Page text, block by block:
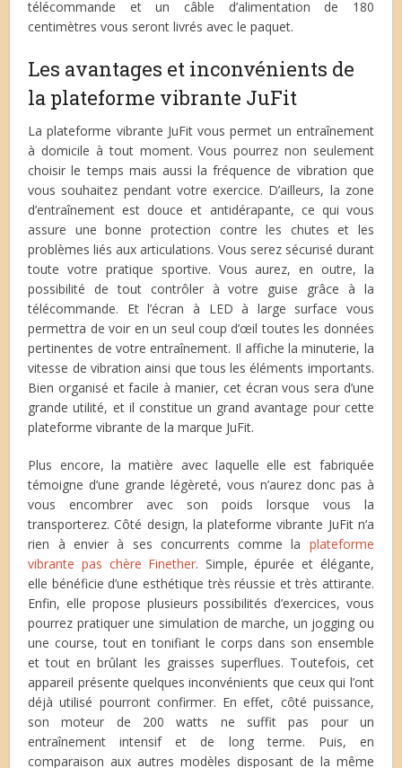
télécommande et un câble d’alimentation de 180
centimètres vous seront livrés avec le paquet.
Les avantages et inconvénients de
la plateforme vibrante JuFit
La plateforme vibrante JuFit vous permet un entraînement
à domicile à tout moment. Vous pourrez non seulement
choisir le temps mais aussi la fréquence de vibration que
vous souhaitez pendant votre exercice. D’ailleurs, la zone
d’entraînement est douce et antidérapante, ce qui vous
assure une bonne protection contre les chutes et les
problèmes liés aux articulations. Vous serez sécurisé durant
toute votre pratique sportive. Vous aurez, en outre, la
possibilité de tout contrôler à votre guise grâce à la
télécommande. Et l’écran à LED à large surface vous
permettra de voir en un seul coup d’œil toutes les données
pertinentes de votre entraînement. Il affiche la minuterie, la
vitesse de vibration ainsi que tous les éléments importants.
Bien organisé et facile à manier, cet écran vous sera d’une
grande utilité, et il constitue un grand avantage pour cette
plateforme vibrante de la marque JuFit.
Plus encore, la matière avec laquelle elle est fabriquée
témoigne d’une grande légèreté, vous n’aurez donc pas à
vous encombrer avec son poids lorsque vous la
transporterez. Côté design, la plateforme vibrante JuFit n’a
rien à envier à ses concurrents comme la plateforme
vibrante pas chère Finether. Simple, épurée et élégante,
elle bénéficie d’une esthétique très réussie et très attirante.
Enfin, elle propose plusieurs possibilités d’exercices, vous
pourrez pratiquer une simulation de marche, un jogging ou
une course, tout en tonifiant le corps dans son ensemble
et tout en brûlant les graisses superflues. Toutefois, cet
appareil présente quelques inconvénients que ceux qui l’ont
déjà utilisé pourront confirmer. En effet, côté puissance,
son moteur de 200 watts ne suffit pas pour un
entraînement intensif et de long terme. Puis, en
comparaison aux autres modèles disposant de la même